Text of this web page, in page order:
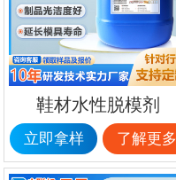
鞋材水性脱模剂
立即拿样 了解更多